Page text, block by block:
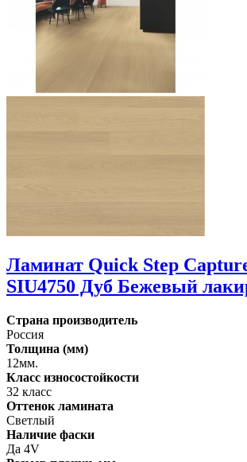
Ламинат Quick Step
SIU4750 Дуб Бежевый
Страна производитель
Россия
Толщина (мм)
12мм.
Класс износостойкости
32 класс
Оттенок ламината
Светлый
Наличие фаски
Да 4V